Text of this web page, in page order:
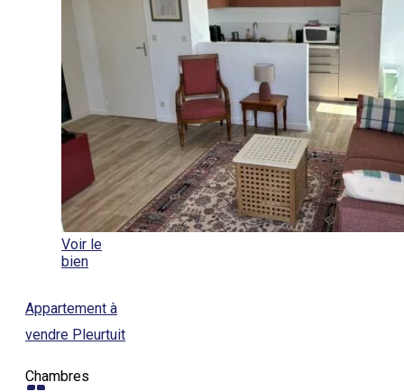
Voir le
bien
Appartement à
vendre Pleurtuit
Chambres